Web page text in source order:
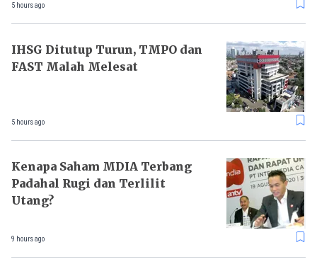
5 hours ago
IHSG Ditutup Turun, TMPO dan
FAST Malah Melesat
5 hours ago
Kenapa Saham MDIA Terbang
Padahal Rugi dan Terlilit
Utang?
9 hours ago